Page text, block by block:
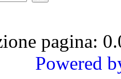
pagina:
Powered